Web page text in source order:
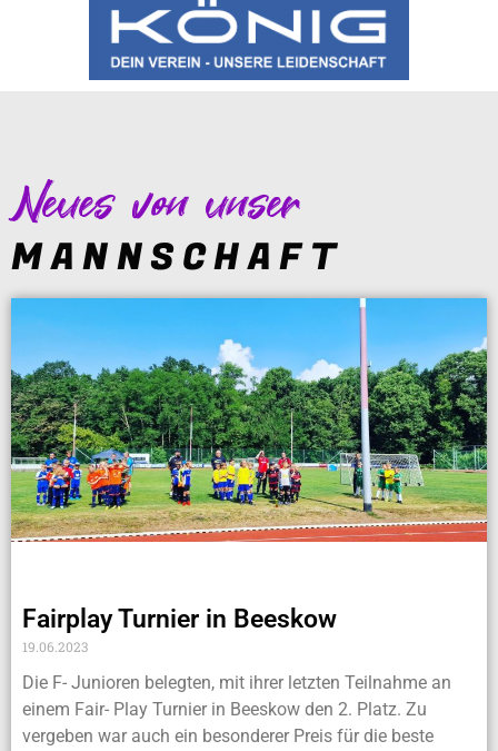
Neues von unser
MANNSCHAFT
Fairplay Turnier in Beeskow
19.06.2023
Die F- Junioren belegten, mit ihrer letzten Teilnahme an
einem Fair- Play Turnier in Beeskow den 2. Platz. Zu
vergeben war auch ein besonderer Preis für die beste